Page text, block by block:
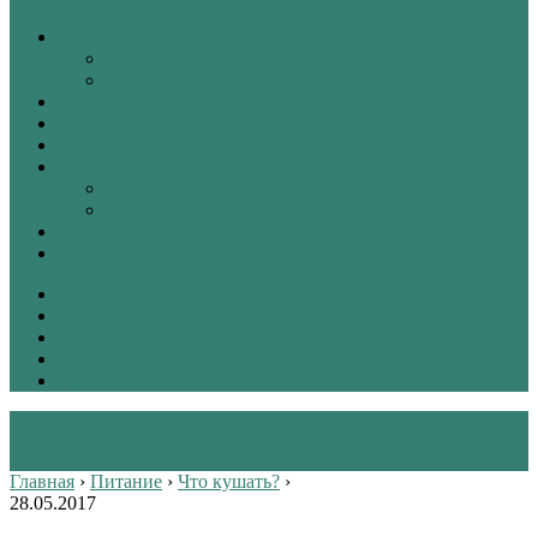
Главная › Питание › Что кушать? ›
28.05.2017